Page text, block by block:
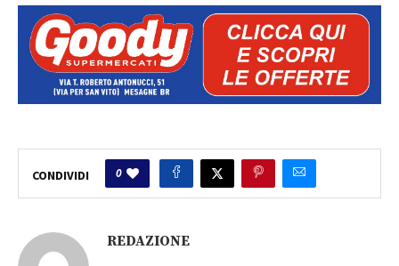
CONDIVIDI 0
REDAZIONE